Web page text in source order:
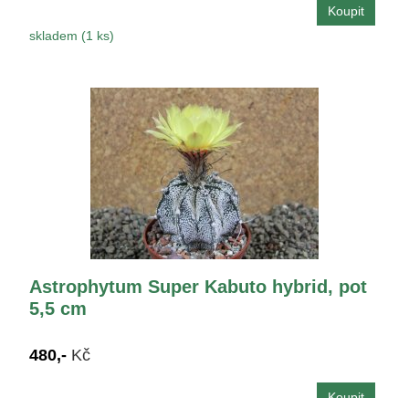
skladem (1 ks)
Astrophytum Super Kabuto hybrid, pot
5,5 cm
480,- Kč